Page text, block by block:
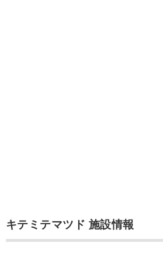
キテミテマツド 施設情報